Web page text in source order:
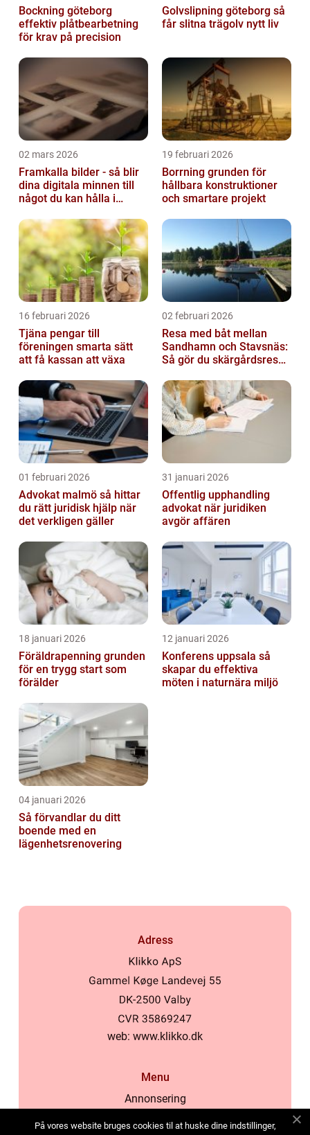
Bockning göteborg
effektiv plåtbearbetning
för krav på precision
Golvslipning göteborg så
får slitna trägolv nytt liv
02 mars 2026
Framkalla bilder - så blir
dina digitala minnen till
något du kan hålla i
19 februari 2026
Borrning grunden för
hållbara konstruktioner
och smartare projekt
16 februari 2026
Tjäna pengar till
föreningen smarta sätt
att få kassan att växa
02 februari 2026
Resa med båt mellan
Sandhamn och Stavsnäs:
Så gör du skärgårdsresan
01 februari 2026
Advokat malmö så hittar
du rätt juridisk hjälp när
det verkligen gäller
31 januari 2026
Offentlig upphandling
advokat när juridiken
avgör affären
18 januari 2026
Föräldrapenning grunden
för en trygg start som
förälder
12 januari 2026
Konferens uppsala så
skapar du effektiva
möten i naturnära miljö
04 januari 2026
Så förvandlar du ditt
boende med en
lägenhetsrenovering
Adress
web: www.klikko.dk
Menu
Annonsering
På vores website bruges cookies til at huske dine indstillinger,